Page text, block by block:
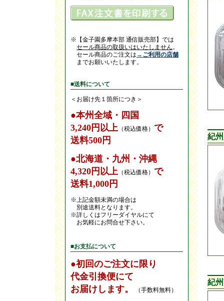
※【金子園多摩本部 通信販売部】では
セール商品の取扱いはいたしません。
セール商品のご注文は →ご利用の店舗
までお願いいたします。
■送料について
＜お届け先１箇所につき＞
●本州全域・四国
3,240円以上 （税込価格） で
送料500円
●北海道・九州・沖縄
4,320円以上 （税込価格） で
送料1,000円
※上記金額未満の場合は
別途送料となります。
※詳しくはフリーダイヤルにて
お気軽にお問合せ下さい。
■お支払について
●初回のご注文に限り
代金引換便にて
お届けします。
（手数料無料）
紀
紀